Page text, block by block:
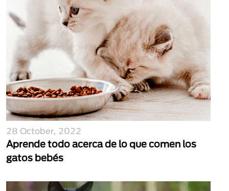
28 October, 2022
Aprende todo acerca de lo que comen los
gatos bebés